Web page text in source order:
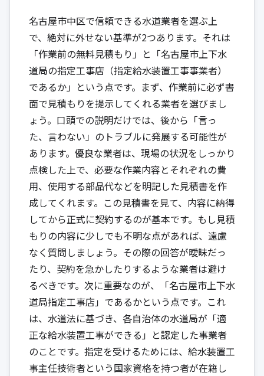
名古屋市中区で信頼できる水道業者を選ぶ上
で、絶対に外せない基準が2つあります。それは
「作業前の無料見積もり」と「名古屋市上下水
道局の指定工事店（指定給水装置工事事業者）
であるか」という点です。まず、作業前に必ず書
面で見積もりを提示してくれる業者を選びまし
ょう。口頭での説明だけでは、後から「言っ
た、言わない」のトラブルに発展する可能性が
あります。優良な業者は、現場の状況をしっかり
点検した上で、必要な作業内容とそれぞれの費
用、使用する部品代などを明記した見積書を作
成してくれます。この見積書を見て、内容に納得
してから正式に契約するのが基本です。もし見積
もりの内容に少しでも不明な点があれば、遠慮
なく質問しましょう。その際の回答が曖昧だっ
たり、契約を急かしたりするような業者は避け
るべきです。次に重要なのが、「名古屋市上下水
道局指定工事店」であるかという点です。これ
は、水道法に基づき、各自治体の水道局が「適
正な給水装置工事ができる」と認定した事業者
のことです。指定を受けるためには、給水装置工
事主任技術者という国家資格を持つ者が在籍し